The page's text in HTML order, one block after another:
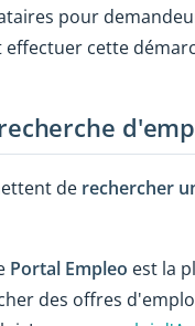
pour
cette
de rechercher
Portal Empleo est la
des offres